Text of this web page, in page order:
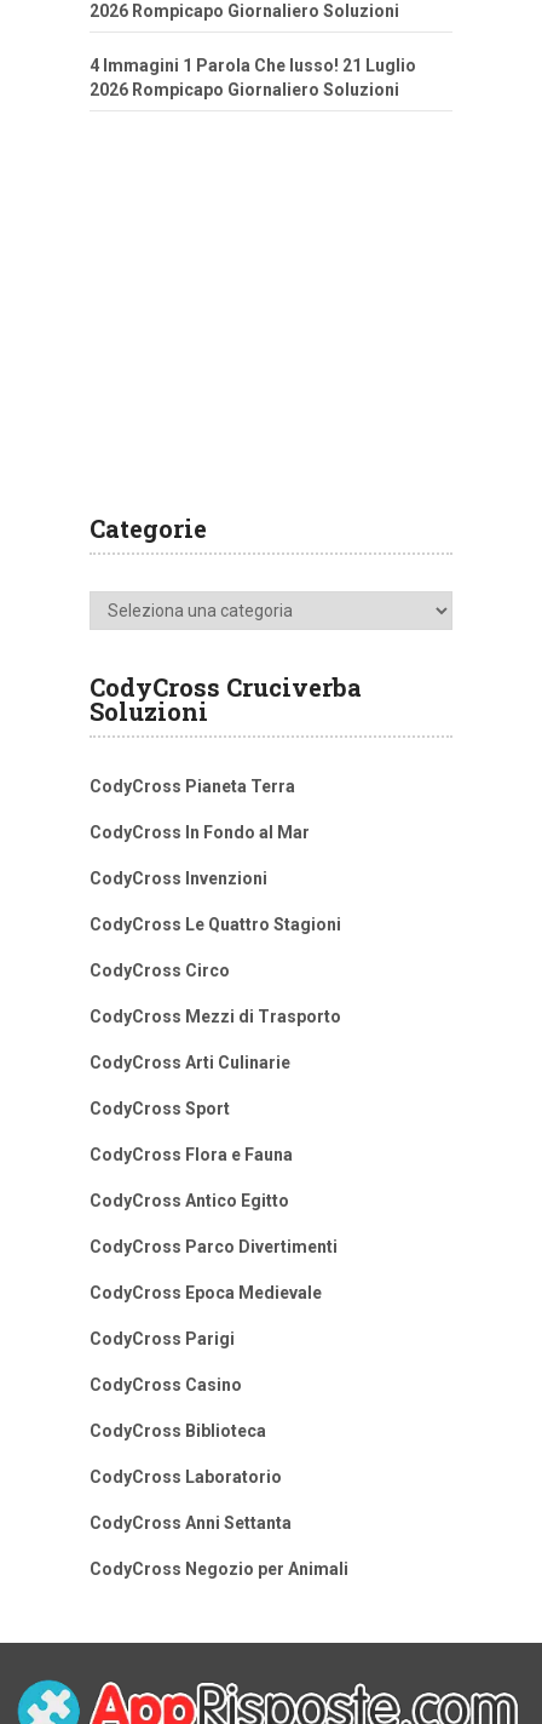
2026 Rompicapo Giornaliero Soluzioni
4 Immagini 1 Parola Che lusso! 21 Luglio
2026 Rompicapo Giornaliero Soluzioni
Categorie
Categorie
CodyCross Cruciverba
Soluzioni
CodyCross Pianeta Terra
CodyCross In Fondo al Mar
CodyCross Invenzioni
CodyCross Le Quattro Stagioni
CodyCross Circo
CodyCross Mezzi di Trasporto
CodyCross Arti Culinarie
CodyCross Sport
CodyCross Flora e Fauna
CodyCross Antico Egitto
CodyCross Parco Divertimenti
CodyCross Epoca Medievale
CodyCross Parigi
CodyCross Casino
CodyCross Biblioteca
CodyCross Laboratorio
CodyCross Anni Settanta
CodyCross Negozio per Animali